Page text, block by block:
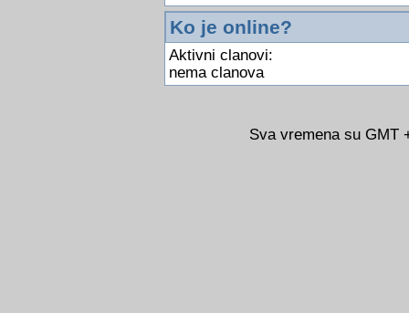
Ko je online?
Aktivni clanovi:
nema clanova
Sva vremena su GMT